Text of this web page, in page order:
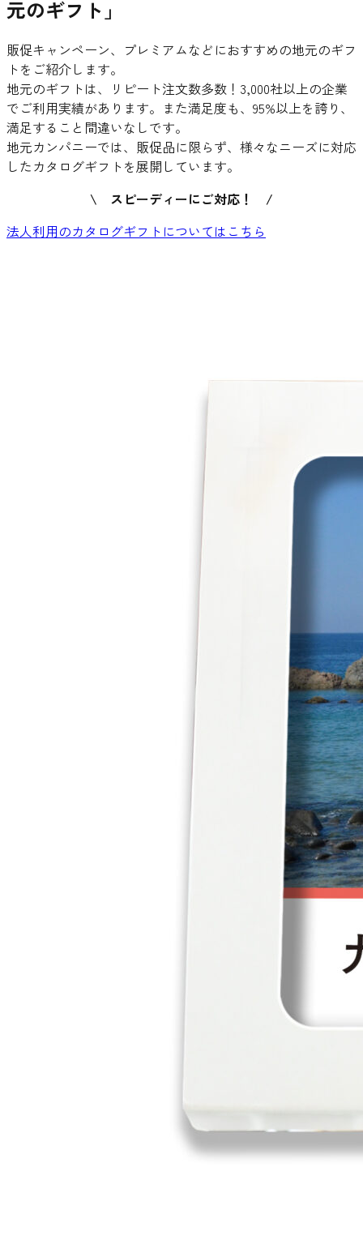
元のギフト」
販促キャンペーン、プレミアムなどにおすすめの地元のギフ
トをご紹介します。
地元のギフトは、リピート注文数多数！3,000社以上の企業
でご利用実績があります。また満足度も、95%以上を誇り、
満足すること間違いなしです。
地元カンパニーでは、販促品に限らず、様々なニーズに対応
したカタログギフトを展開しています。
\ スピーディーにご対応！ /
法人利用のカタログギフトについてはこちら